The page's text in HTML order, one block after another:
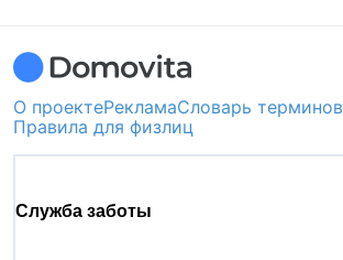
О проектеРекламаСловарь терминов
Правила для физлиц
Служба заботы